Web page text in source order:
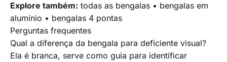
Explore também: todas as bengalas • bengalas em
alumínio • bengalas 4 pontas
Perguntas frequentes
Qual a diferença da bengala para deficiente visual?
Ela é branca, serve como guia para identificar